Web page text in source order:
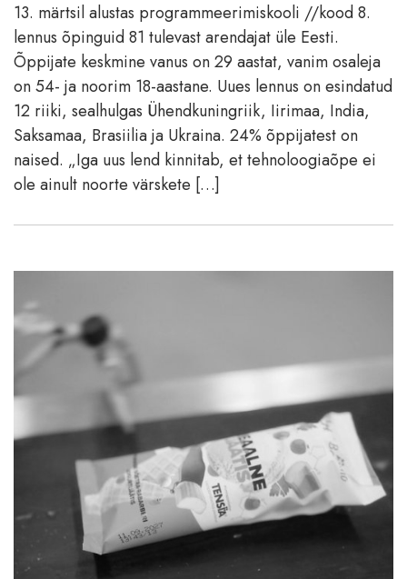
13. märtsil alustas programmeerimiskooli //kood 8.
lennus õpinguid 81 tulevast arendajat üle Eesti.
Õppijate keskmine vanus on 29 aastat, vanim osaleja
on 54- ja noorim 18-aastane. Uues lennus on esindatud
12 riiki, sealhulgas Ühendkuningriik, Iirimaa, India,
Saksamaa, Brasiilia ja Ukraina. 24% õppijatest on
naised. „Iga uus lend kinnitab, et tehnoloogiaõpe ei
ole ainult noorte värskete […]